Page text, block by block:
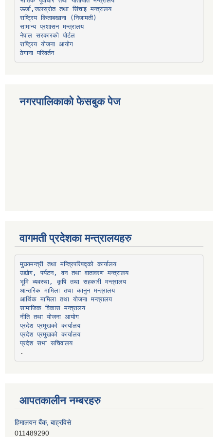
ऊर्जा,जलस्रोत तथा सिंचाइ मन्त्रालय
सामान्य प्रशासन मन्त्रालय
नेपाल सरकारको पोर्टल
राष्ट्रिय योजना आयोग
ठेगाना परिवर्तन
नगरपालिकाको फेसबुक पेज
वागमती प्रदेशका मन्त्रालयहरु
मुख्यमन्त्री तथा मन्त्रिपरिषद्को कार्यालय
उद्योग, पर्यटन, वन तथा वातावरण मन्त्रालय
भूमि व्यवस्था, कृषि तथा सहकारी मन्त्रालय
आन्तरिक मामिला तथा कानुन मन्त्रालय
आर्थिक मामिला तथा योजना मन्त्रालय
सामाजिक विकास मन्त्रालय
नीति तथा योजना आयोग
प्रदेश प्रमुखको कार्यालय
प्रदेश प्रमुखको कार्यालय
प्रदेश सभा सचिवालय
आपतकालीन नम्बरहरु
हिमालयन बैंक, बाह्रविसे
011489290